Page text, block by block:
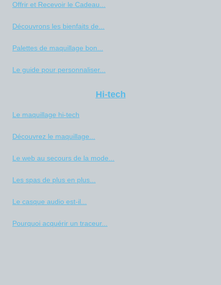
Offrir et Recevoir le Cadeau...
Découvrons les bienfaits de...
Palettes de maquillage bon...
Le guide pour personnaliser...
Hi-tech
Le maquillage hi-tech
Découvrez le maquillage...
Le web au secours de la mode...
Les spas de plus en plus...
Le casque audio est-il...
Pourquoi acquérir un traceur...